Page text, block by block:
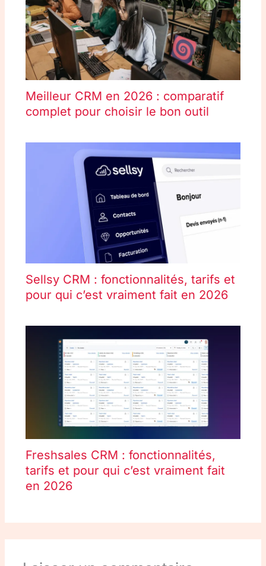
Meilleur CRM en 2026 : comparatif
complet pour choisir le bon outil
Sellsy CRM : fonctionnalités, tarifs et
pour qui c’est vraiment fait en 2026
Freshsales CRM : fonctionnalités,
tarifs et pour qui c’est vraiment fait
en 2026